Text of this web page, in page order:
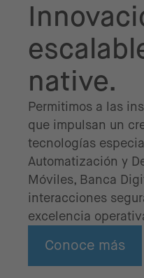
native.
Permitimos a las
que impulsan un
tecnologías
Automatización y
Móviles, Banca
interacciones
excelencia
Conoce más